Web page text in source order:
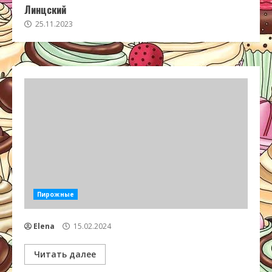
Линцский
25.11.2023
Пирожные
Elena 15.02.2024
Читать далее